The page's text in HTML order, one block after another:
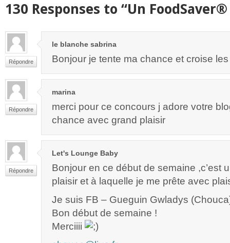
130 Responses to “Un
Répondre
le blanche sabrina
Bonjour je tente ma chance et croise
Répondre
marina
merci pour ce concours j adore votre
chance avec grand plaisir
Répondre
Let's Lounge Baby
Bonjour en ce début de semaine ,c’est
plaisir et à laquelle je me prête avec
Je suis FB – Gueguin Gwladys
Bon début de semaine !
Merciiii